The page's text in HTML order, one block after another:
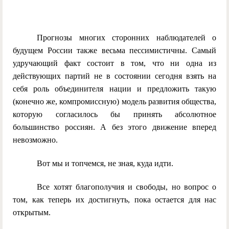
Прогнозы многих сторонних наблюдателей о
будущем России также весьма пессимистичны. Самый
удручающий факт состоит в том, что ни одна из
действующих партий не в состоянии сегодня взять на
себя роль объединителя нации и предложить такую
(конечно же, компромиссную) модель развития общества,
которую согласилось бы принять абсолютное
большинство россиян. А без этого движение вперед
невозможно.
Вот мы и топчемся, не зная, куда идти.
Все хотят благополучия и свободы, но вопрос о
том, как теперь их достигнуть, пока остается для нас
открытым.